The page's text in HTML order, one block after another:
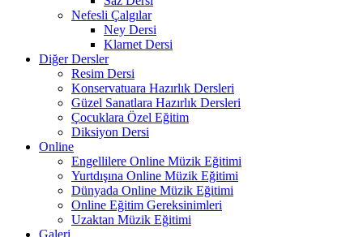
Nefesli Çalgılar
Ney Dersi
Klarnet Dersi
Diğer Dersler
Resim Dersi
Konservatuara Hazırlık Dersleri
Güzel Sanatlara Hazırlık Dersleri
Çocuklara Özel Eğitim
Diksiyon Dersi
Online
Engellilere Online Müzik Eğitimi
Yurtdışına Online Müzik Eğitimi
Dünyada Online Müzik Eğitimi
Online Eğitim Gereksinimleri
Uzaktan Müzik Eğitimi
Galeri